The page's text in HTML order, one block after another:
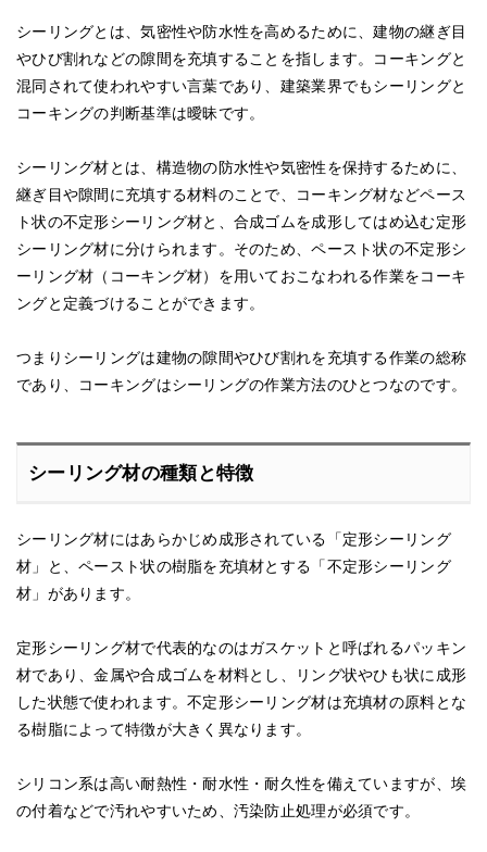
シーリングとは、気密性や防水性を高めるために、建物の継ぎ目
やひび割れなどの隙間を充填することを指します。コーキングと
混同されて使われやすい言葉であり、建築業界でもシーリングと
コーキングの判断基準は曖昧です。
シーリング材とは、構造物の防水性や気密性を保持するために、
継ぎ目や隙間に充填する材料のことで、コーキング材などペース
ト状の不定形シーリング材と、合成ゴムを成形してはめ込む定形
シーリング材に分けられます。そのため、ペースト状の不定形シ
ーリング材（コーキング材）を用いておこなわれる作業をコーキ
ングと定義づけることができます。
つまりシーリングは建物の隙間やひび割れを充填する作業の総称
であり、コーキングはシーリングの作業方法のひとつなのです。
シーリング材の種類と特徴
シーリング材にはあらかじめ成形されている「定形シーリング
材」と、ペースト状の樹脂を充填材とする「不定形シーリング
材」があります。
定形シーリング材で代表的なのはガスケットと呼ばれるパッキン
材であり、金属や合成ゴムを材料とし、リング状やひも状に成形
した状態で使われます。不定形シーリング材は充填材の原料とな
る樹脂によって特徴が大きく異なります。
シリコン系は高い耐熱性・耐水性・耐久性を備えていますが、埃
の付着などで汚れやすいため、汚染防止処理が必須です。